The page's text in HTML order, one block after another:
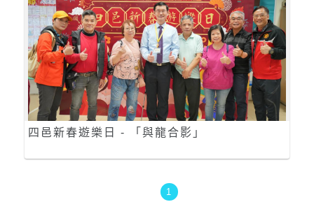
四邑新春遊樂日 - 「與龍合影」
1